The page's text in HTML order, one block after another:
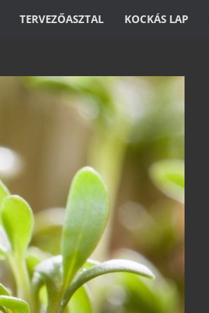
TERVEZŐASZTAL KOCKÁS LAP